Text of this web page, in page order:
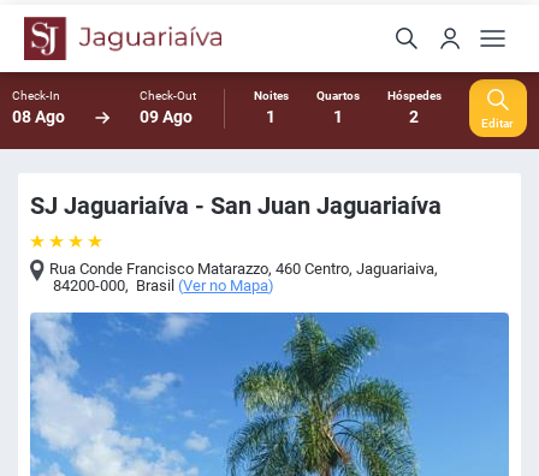
Check-In
08 Ago
Check-Out
09 Ago
Noites
1
Quartos
1
Hóspedes
2 Editar
SJ Jaguariaíva - San Juan Jaguariaíva
Rua Conde Francisco Matarazzo, 460 Centro,Jaguariaiva,
84200-000, Brasil (Ver no Mapa)